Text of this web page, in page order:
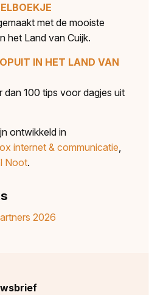
met de mooiste
het Land van Cuijk.
IN HET LAND VAN
dan 100 tips voor dagjes uit
ontwikkeld in
internet & communicatie
Noot.
2026